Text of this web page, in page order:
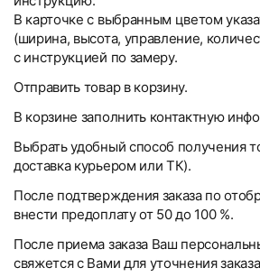
В карточке с выбранным цветом
(ширина, высота, управление,
с инструкцией по замеру.
Отправить товар в корзину.
В корзине заполнить контактную
Выбрать удобный способ получения
доставка курьером или ТК).
После подтверждения заказа по
внести предоплату от 50 до 100 %.
После приема заказа Ваш
свяжется с Вами для уточнения